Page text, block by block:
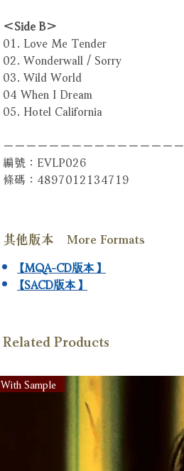
＜Side B＞
01. Love Me Tender
02. Wonderwall / Sorry
03. Wild World
04 When I Dream
05. Hotel California
－－－－－－－－－－－－－－－－
編號：EVLP026
條碼：4897012134719
其他版本 More Formats
【MQA-CD版本】
【SACD版本】
Related Products
With Sample